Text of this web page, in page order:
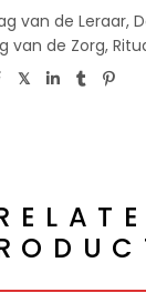
van de Leraar,
van de Zorg,